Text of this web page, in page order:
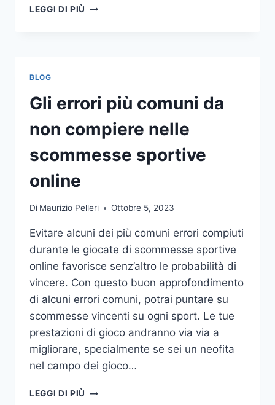
LEGGI DI PIÙ UN
PULIZIA
DELLE
APPARECCHIATURE
DA
BLOG
Gli errori più comuni da
non compiere nelle
scommesse sportive
online
Di Maurizio Pelleri Ottobre 5, 2023
Evitare alcuni dei più comuni errori compiuti
durante le giocate di scommesse sportive
online favorisce senz’altro le probabilità di
vincere. Con questo buon approfondimento
di alcuni errori comuni, potrai puntare su
scommesse vincenti su ogni sport. Le tue
prestazioni di gioco andranno via via a
migliorare, specialmente se sei un neofita
nel campo dei gioco…
LEGGI DI PIÙ GLI